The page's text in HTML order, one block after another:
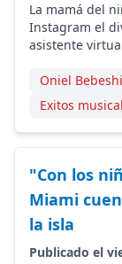
La mamá del
Instagram el
asistente
Oniel
Exitos
"Con los
Miami
la isla
Publicado el